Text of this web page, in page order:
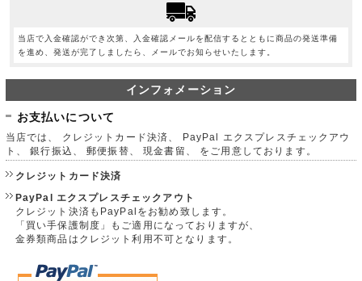
当店で入金確認ができ次第、入金確認メールを配信するとともに商品の発送準備
を進め、発送が完了しましたら、メールでお知らせいたします。
インフォメーション
お支払いについて
当店では、 クレジットカード決済、 PayPal エクスプレスチェックアウ
ト、 銀行振込、 郵便振替、 現金書留、 をご用意しております。
クレジットカード決済
PayPal エクスプレスチェックアウト
クレジット決済もPayPalをお勧め致します。
「買い手保護制度」もご適用になっておりますが、
金券類商品はクレジット利用不可となります。